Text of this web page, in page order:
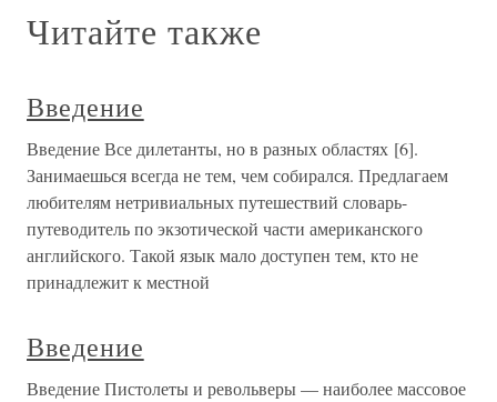
Читайте также
Введение
Введение Все дилетанты, но в разных областях [6].
Занимаешься всегда не тем, чем собирался. Предлагаем
любителям нетривиальных путешествий словарь-
путеводитель по экзотической части американского
английского. Такой язык мало доступен тем, кто не
принадлежит к местной
Введение
Введение Пистолеты и револьверы — наиболее массовое